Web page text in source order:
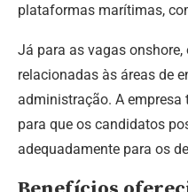
plataformas marítimas,
Já para as vagas
relacionadas às áreas de
administração. A
para que os candidatos
adequadamente para os